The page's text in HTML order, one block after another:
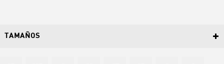
TAMAÑOS